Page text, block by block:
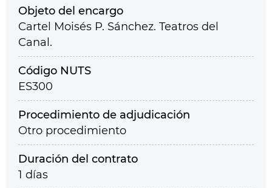
Objeto del encargo
Cartel Moisés P. Sánchez. Teatros del
Canal.
Código NUTS
ES300
Procedimiento de adjudicación
Otro procedimiento
Duración del contrato
1 días